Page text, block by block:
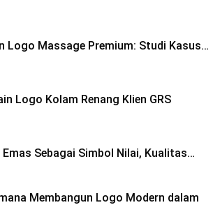
Logo Massage Premium: Studi Kasus…
Logo Kolam Renang Klien GRS
Sebagai Simbol Nilai, Kualitas…
Membangun Logo Modern dalam